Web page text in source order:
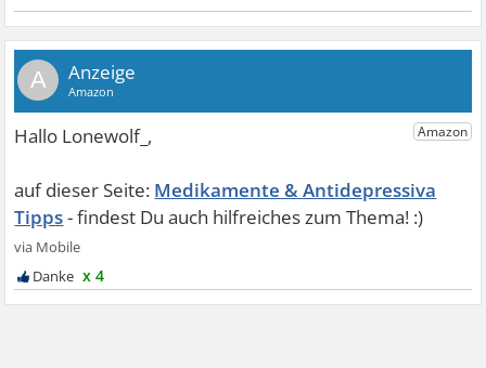
A
Medikamente & Antidepressiva
Tipps
x 4